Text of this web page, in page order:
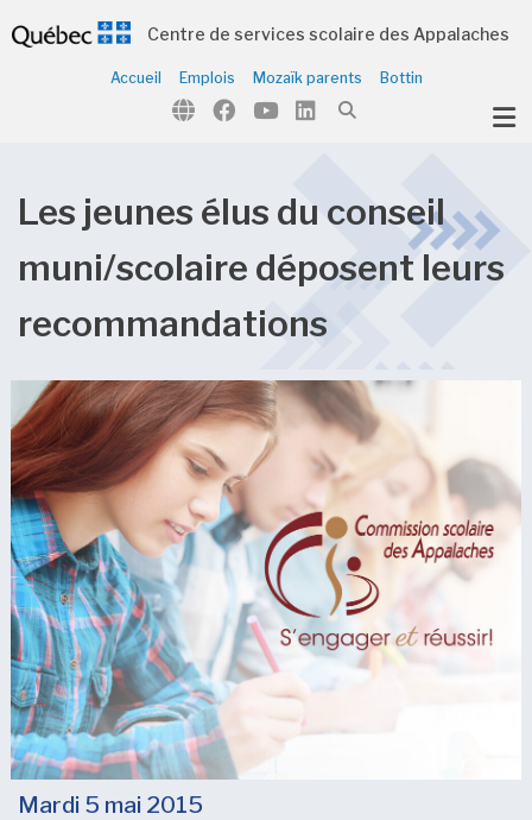
(Notre organisation )
(Parents et élèves )
(Citoyens )
Centre de services scolaire des Appalaches
Accueil Emplois Mozaïk parents Bottin
Les jeunes élus du conseil
muni/scolaire déposent leurs
recommandations
Mardi 5 mai 2015